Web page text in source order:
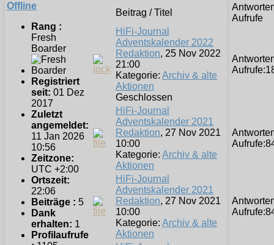
Offline
Rang :
Fresh
Boarder
Registriert
seit: 01 Dez
2017
Zuletzt
angemeldet:
11 Jan 2026
10:56
Zeitzone:
UTC +2:00
Ortszeit:
22:06
Beiträge : 5
Dank
erhalten: 1
Profilaufrufe
Beitrag / Titel
Aufrufe
HiFi-Journal
Adventskalender 2022
Redaktion, 25 Nov 2022
21:00
Kategorie: Archiv & alte
Aktionen
Geschlossen
Aufrufe:
HiFi-Journal
Adventskalender 2021
Redaktion, 27 Nov 2021
10:00
Kategorie: Archiv & alte
Aktionen
Aufrufe:
HiFi-Journal
Adventskalender 2021
Redaktion, 27 Nov 2021
10:00
Kategorie: Archiv & alte
Aktionen
Aufrufe: